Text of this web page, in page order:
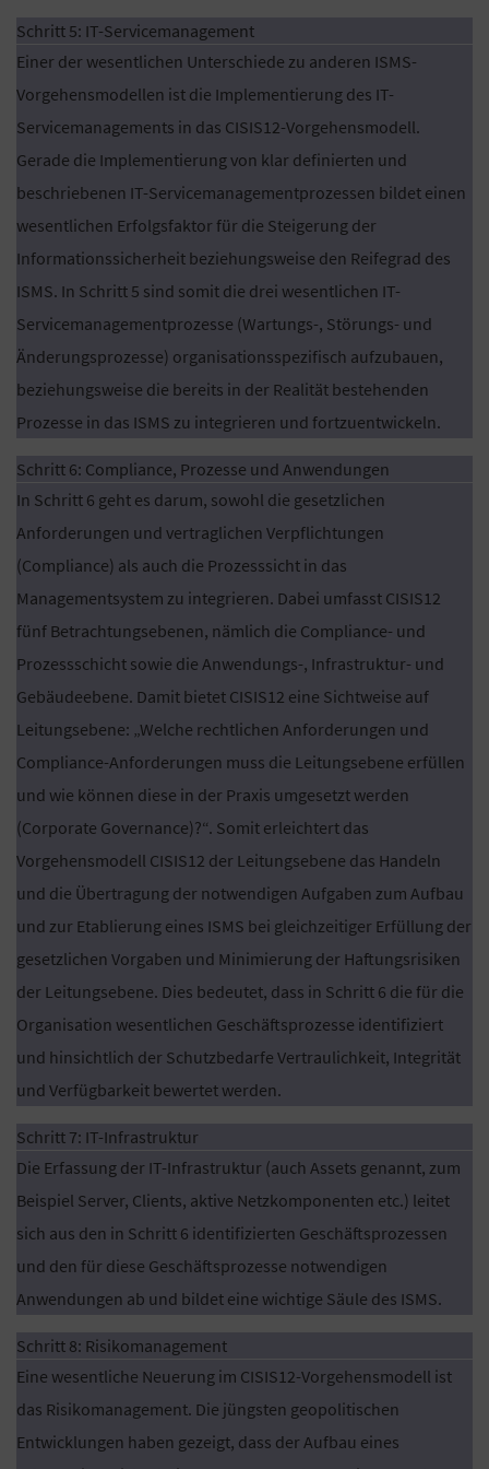
Schritt 5: IT-Servicemanagement
Einer der wesentlichen Unterschiede zu anderen ISMS-
Vorgehensmodellen ist die Implementierung des IT-
Servicemanagements in das CISIS12-Vorgehensmodell.
Gerade die Implementierung von klar definierten und
beschriebenen IT-Servicemanagementprozessen bildet einen
wesentlichen Erfolgsfaktor für die Steigerung der
Informationssicherheit beziehungsweise den Reifegrad des
ISMS. In Schritt 5 sind somit die drei wesentlichen IT-
Servicemanagementprozesse (Wartungs-, Störungs- und
Änderungsprozesse) organisationsspezifisch aufzubauen,
beziehungsweise die bereits in der Realität bestehenden
Prozesse in das ISMS zu integrieren und fortzuentwickeln.
Schritt 6: Compliance, Prozesse und Anwendungen
In Schritt 6 geht es darum, sowohl die gesetzlichen
Anforderungen und vertraglichen Verpflichtungen
(Compliance) als auch die Prozesssicht in das
Managementsystem zu integrieren. Dabei umfasst CISIS12
fünf Betrachtungsebenen, nämlich die Compliance- und
Prozessschicht sowie die Anwendungs-, Infrastruktur- und
Gebäudeebene. Damit bietet CISIS12 eine Sichtweise auf
Leitungsebene: „Welche rechtlichen Anforderungen und
Compliance-Anforderungen muss die Leitungsebene erfüllen
und wie können diese in der Praxis umgesetzt werden
(Corporate Governance)?“. Somit erleichtert das
Vorgehensmodell CISIS12 der Leitungsebene das Handeln
und die Übertragung der notwendigen Aufgaben zum Aufbau
und zur Etablierung eines ISMS bei gleichzeitiger Erfüllung der
gesetzlichen Vorgaben und Minimierung der Haftungsrisiken
der Leitungsebene. Dies bedeutet, dass in Schritt 6 die für die
Organisation wesentlichen Geschäftsprozesse identifiziert
und hinsichtlich der Schutzbedarfe Vertraulichkeit, Integrität
und Verfügbarkeit bewertet werden.
Schritt 7: IT-Infrastruktur
Die Erfassung der IT-Infrastruktur (auch Assets genannt, zum
Beispiel Server, Clients, aktive Netzkomponenten etc.) leitet
sich aus den in Schritt 6 identifizierten Geschäftsprozessen
und den für diese Geschäftsprozesse notwendigen
Anwendungen ab und bildet eine wichtige Säule des ISMS.
Schritt 8: Risikomanagement
Eine wesentliche Neuerung im CISIS12-Vorgehensmodell ist
das Risikomanagement. Die jüngsten geopolitischen
Entwicklungen haben gezeigt, dass der Aufbau eines